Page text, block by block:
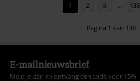
1 2 3 ... 138
Pagina 1 van 138
E-mailnieuwsbrief
Meld je aan en ontvang een code voor 15%